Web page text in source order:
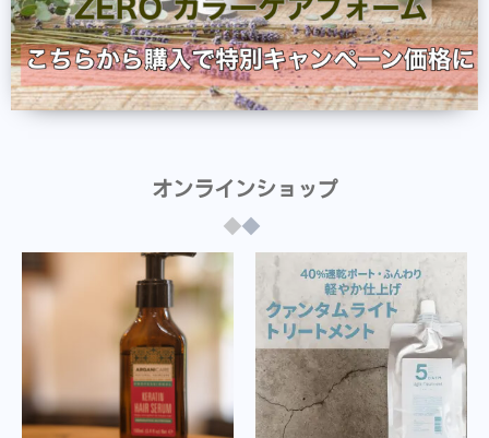
オンラインショップ